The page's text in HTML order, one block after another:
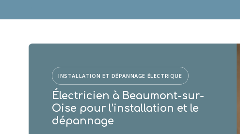
INSTALLATION ET DÉPANNAGE ÉLECTRIQUE
Électricien à Beaumont-sur-
Oise pour l’installation et le
dépannage